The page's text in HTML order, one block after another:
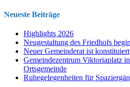
Neueste Beiträge
Highlights 2026
Neugestaltung des Friedhofs
Neuer Gemeinderat ist konstituiert
Gemeindezentrum Viktoriaplatz
Ortsgemeinde
Ruhegelegenheiten für